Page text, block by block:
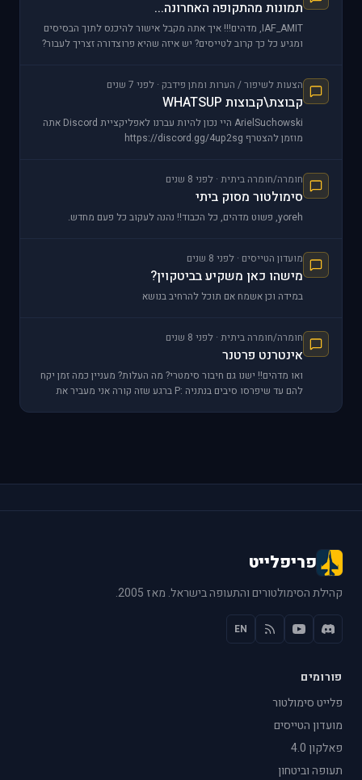
תמונות מהתקופה האחרונה...
IAF_AMIT, מדהים!!! איך אתה מקבל אישור להיכנס לתוך הבסיסים
ומגיע כל כך קרוב לטייסים? יש איזה שהיא פרוצדורה זצריך לעבור?
הצעות לשיפור / הערות ומתן פידבק · לפני 7 שנים
קבוצת\קבוצות WHATSUP
ArielSuchowski היי נכון להיות עברנו לאפליקציית Discord אתה
מוזמן להצטרף https://discord.gg/4up2sg
חומרה/חומרה ביתית · לפני 8 שנים
סימולטור מסוק ביתי
yoreh, פשוט מדהים, כל הכבוד!! נהנה לעקוב כל פעם מחדש.
מועדון הטייסים · לפני 8 שנים
מישהו כאן משקיע בביטקוין?
במידה וכן אשמח אם תוכל להרחיב בנושא
חומרה/חומרה ביתית · לפני 8 שנים
אינטרנט פרטנר
ואו מדהים!! ישנו גם חיבור סימטרי? מה העלות? מעניין כמה זמן יקח
להם עד שיפרסו סיבים בנתניה :P ברגע שזה קורה אני מעביר את
פריפלייט
קהילת הסימולטורים והתעופה בישראל. מאז 2005.
EN
פורומים
פלייט סימולטור
מועדון הטייסים
פאלקון 4.0
תעופה וביטחון